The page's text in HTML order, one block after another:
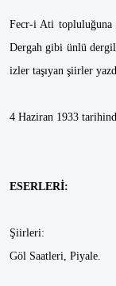
Fecr-i Ati topluluğuna
Dergah gibi ünlü
izler taşıyan şiirler
4 Haziran 1933
ESERLERİ:
Şiirleri:
Göl Saatleri, Piyale.